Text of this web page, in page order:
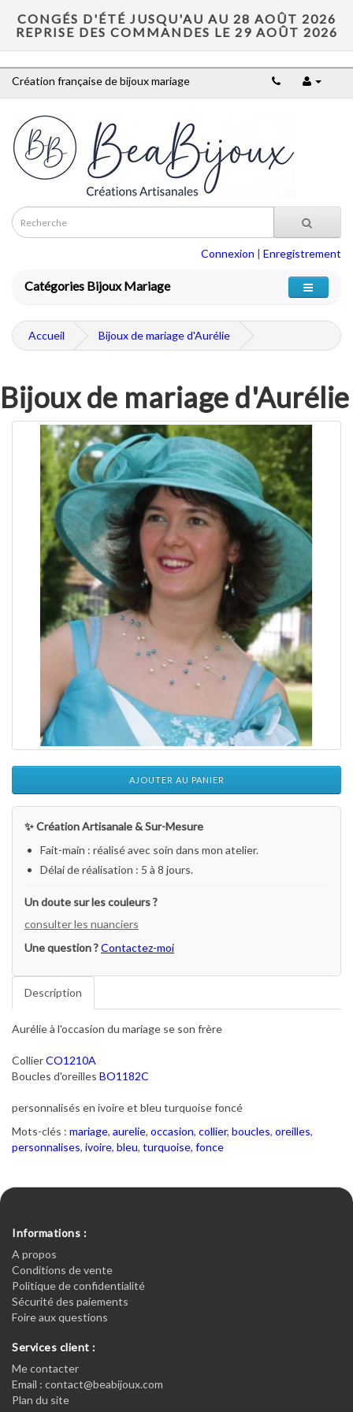
CONGÉS D'ÉTÉ JUSQU'AU AU 28 AOÛT 2026
REPRISE DES COMMANDES LE 29 AOÛT 2026
Création française de bijoux mariage
Connexion | Enregistrement
Catégories Bijoux Mariage
Accueil Bijoux de mariage d'Aurélie
Bijoux de mariage d'Aurélie
AJOUTER AU PANIER
✨ Création Artisanale & Sur-Mesure
Fait-main : réalisé avec soin dans mon atelier.
Délai de réalisation : 5 à 8 jours.
Un doute sur les couleurs ?
consulter les nuanciers
Une question ?Contactez-moi
Description
Aurélie à l'occasion du mariage se son frère
CollierCO1210A
Boucles d'oreilles BO1182C
personnalisés en ivoire et bleu turquoise foncé
Mots-clés : mariage, aurelie, occasion, collier, boucles, oreilles,
personnalises, ivoire, bleu, turquoise, fonce
Informations :
A propos
Conditions de vente
Politique de confidentialité
Sécurité des paiements
Foire aux questions
Services client :
Me contacter
Email : contact@beabijoux.com
Plan du site